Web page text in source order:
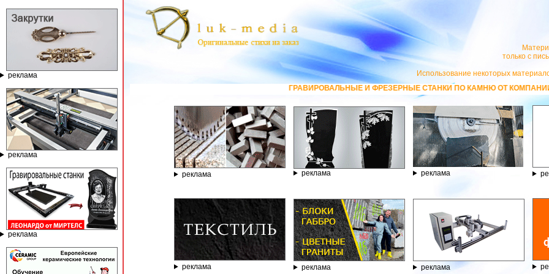
реклама
реклама
реклама
только с
Использование некоторых
ГРАВИРОВАЛЬНЫЕ И ФРЕЗЕРНЫЕ СТАНКИ ПО КАМНЮ ОТ КОМПАНИИ ГРАВЁР -
реклама реклама реклама
реклама реклама реклама